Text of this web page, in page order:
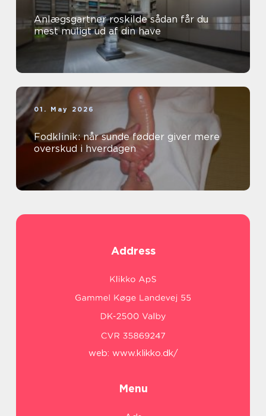
Anlægsgartner roskilde sådan får du
mest muligt ud af din have
01. May 2026
Fodklinik: når sunde fødder giver mere
overskud i hverdagen
Address
web: www.klikko.dk/
Menu